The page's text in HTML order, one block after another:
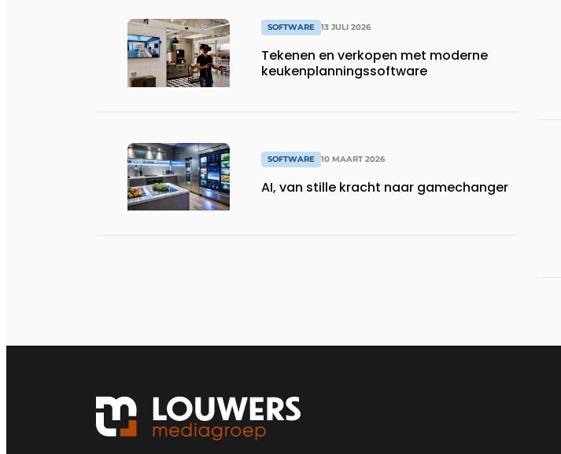
SOFTWARE 13 JULI 2026
Tekenen en verkopen met moderne
keukenplanningssoftware
SOFTWARE 10 MAART 2026
AI, van stille kracht naar gamechanger